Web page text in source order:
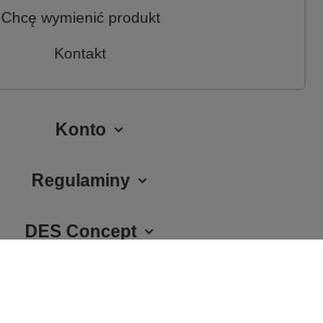
Chcę wymienić produkt
Kontakt
Konto
Regulaminy
DES Concept